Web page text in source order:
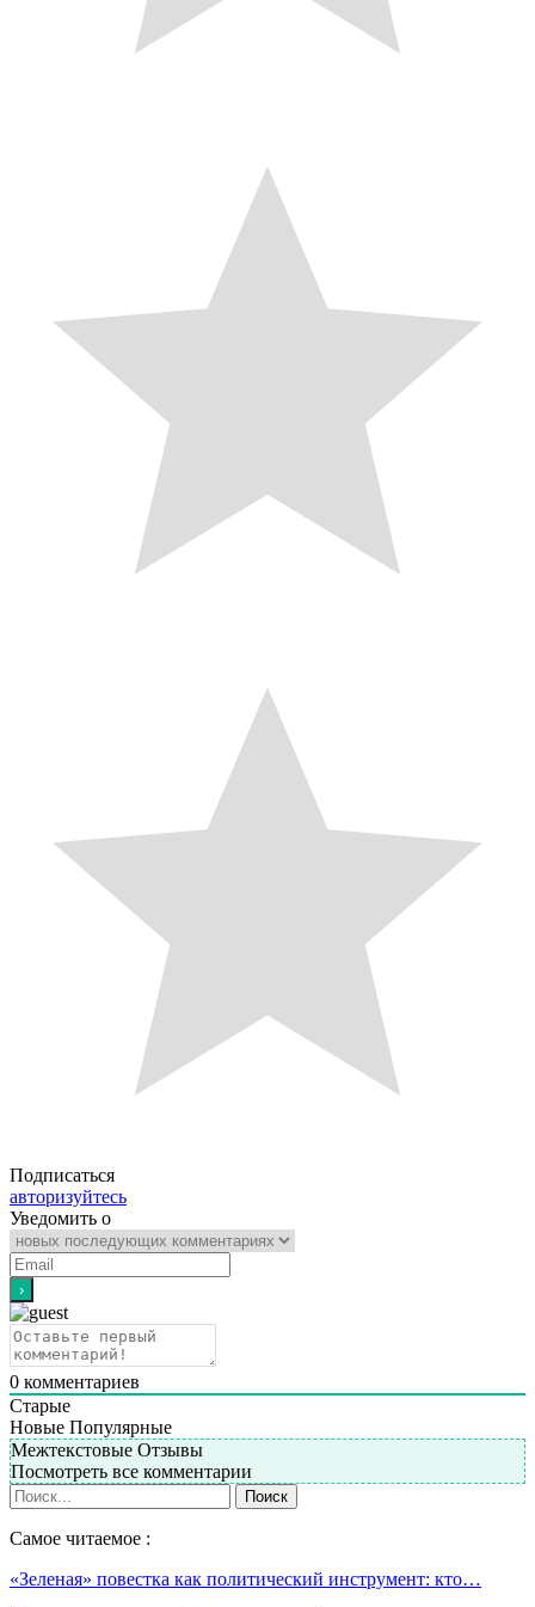
Подписаться
авторизуйтесь
Уведомить о
0 комментариев
Старые
Новые Популярные
Межтекстовые Отзывы
Посмотреть все комментарии
Самое читаемое :
«Зеленая» повестка как политический инструмент: кто…